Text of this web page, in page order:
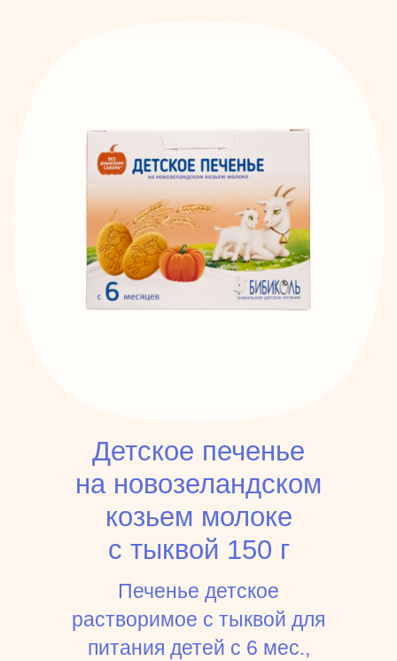
Детское печенье
на новозеландском
козьем молоке
с тыквой 150 г
Печенье детское
растворимое с тыквой для
питания детей с 6 мес.,